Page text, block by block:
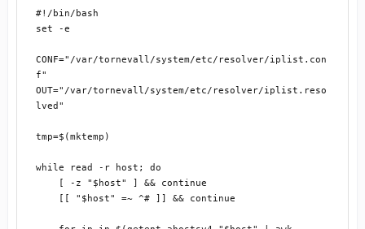
#!/bin/bash
set -e
CONF="/var/tornevall/system/etc/resolver/iplist.con
f"
OUT="/var/tornevall/system/etc/resolver/iplist.reso
lved"
tmp=$(mktemp)
while read -r host; do